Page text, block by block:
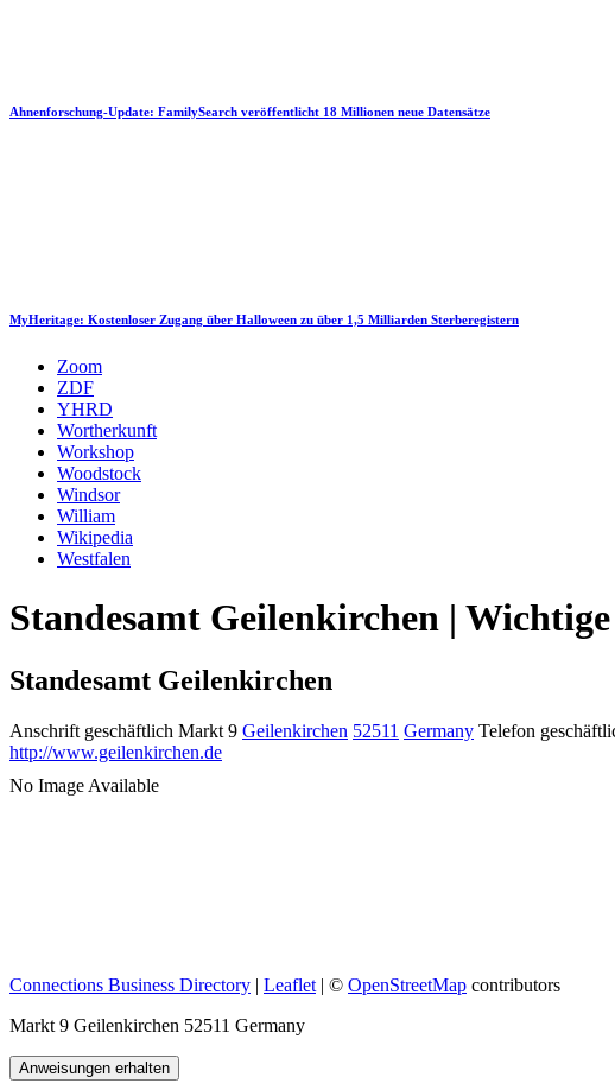
Ahnenforschung-Update: FamilySearch veröffentlicht 18 Millionen neue Datensätze
MyHeritage: Kostenloser Zugang über Halloween zu über 1,5 Milliarden Sterberegistern
Zoom
ZDF
YHRD
Wortherkunft
Workshop
Woodstock
Windsor
William
Wikipedia
Westfalen
Standesamt Geilenkirchen |
Standesamt Geilenkirchen
Anschrift geschäftlich Markt 9 Geilenkirchen 52511 Germany Telefon
http://www.geilenkirchen.de
No Image Available
Connections Business Directory | Leaflet | © OpenStreetMap contributors
Markt 9 Geilenkirchen 52511 Germany
Anweisungen erhalten